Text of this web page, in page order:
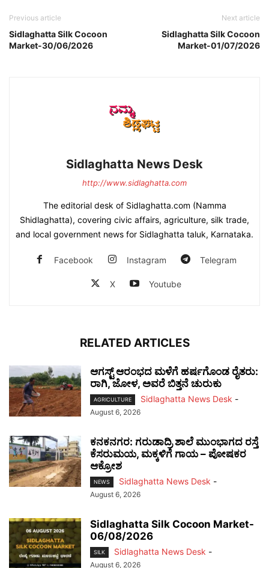
Previous article
Sidlaghatta Silk Cocoon
Market-30/06/2026
Next article
Sidlaghatta Silk Cocoon
Market-01/07/2026
Sidlaghatta News Desk
http://www.sidlaghatta.com
The editorial desk of Sidlaghatta.com (Namma
Shidlaghatta), covering civic affairs, agriculture, silk trade,
and local government news for Sidlaghatta taluk, Karnataka.
Facebook Instagram Telegram
X Youtube
RELATED ARTICLES
ಆಗಸ್ಟ್ ಆರಂಭದ ಮಳೆಗೆ ಹರ್ಷಗೊಂಡ ರೈತರು:
ರಾಗಿ, ಜೋಳ, ಅವರೆ ಬಿತ್ತನೆ ಚುರುಕು
AGRICULTURE Sidlaghatta News Desk -
August 6, 2026
ಕನಕನಗರ: ಗರುಡಾದ್ರಿ ಶಾಲೆ ಮುಂಭಾಗದ ರಸ್ತೆ
ಕೆಸರುಮಯ, ಮಕ್ಕಳಿಗೆ ಗಾಯ – ಪೋಷಕರ
ಆಕ್ರೋಶ
NEWS Sidlaghatta News Desk -
August 6, 2026
Sidlaghatta Silk Cocoon Market-
06/08/2026
SILK Sidlaghatta News Desk -
August 6, 2026